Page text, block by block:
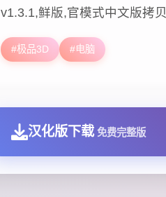
v1.3.1,鲜版,官模式中文版拷贝
#极品3D #电脑
汉化版下载 免费完整版